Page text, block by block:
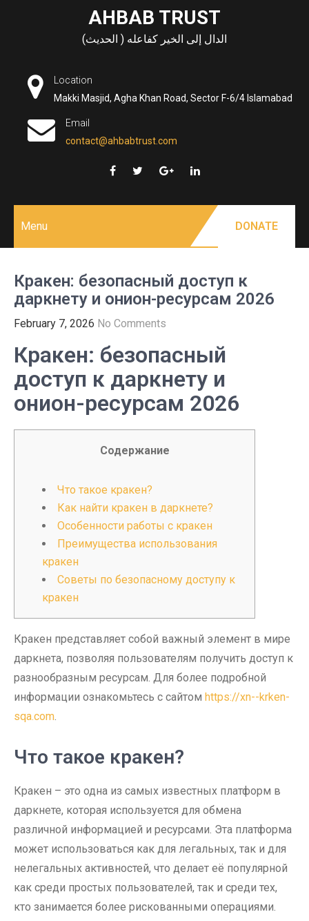
AHBAB TRUST
الدال إلى الخير كفاعله ( الحديث)
Location
Makki Masjid, Agha Khan Road, Sector F-6/4 Islamabad
Email
contact@ahbabtrust.com
Menu DONATE
Кракен: безопасный доступ к
даркнету и онион-ресурсам 2026
February 7, 2026 No Comments
Кракен: безопасный
доступ к даркнету и
онион-ресурсам 2026
Содержание
Что такое кракен?
Как найти кракен в даркнете?
Особенности работы с кракен
Преимущества использования
кракен
Советы по безопасному доступу к
кракен
Кракен представляет собой важный элемент в мире
даркнета, позволяя пользователям получить доступ к
разнообразным ресурсам. Для более подробной
информации ознакомьтесь с сайтом https://xn--krken-
sqa.com.
Что такое кракен?
Кракен – это одна из самых известных платформ в
даркнете, которая используется для обмена
различной информацией и ресурсами. Эта платформа
может использоваться как для легальных, так и для
нелегальных активностей, что делает её популярной
как среди простых пользователей, так и среди тех,
кто занимается более рискованными операциями.